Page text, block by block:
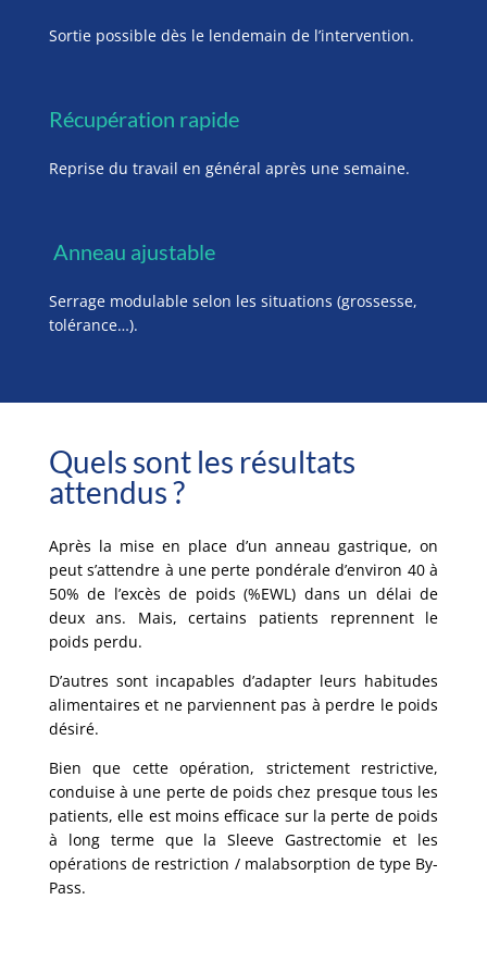
Sortie possible dès le lendemain de l’intervention.
Récupération rapide
Reprise du travail en général après une semaine.
Anneau ajustable
Serrage modulable selon les situations (grossesse,
tolérance…).
Quels sont les résultats
attendus ?
Après la mise en place d’un anneau gastrique, on
peut s’attendre à une perte pondérale d’environ 40 à
50% de l’excès de poids (%EWL) dans un délai de
deux ans. Mais, certains patients reprennent le
poids perdu.
D’autres sont incapables d’adapter leurs habitudes
alimentaires et ne parviennent pas à perdre le poids
désiré.
Bien que cette opération, strictement restrictive,
conduise à une perte de poids chez presque tous les
patients, elle est moins efficace sur la perte de poids
à long terme que la Sleeve Gastrectomie et les
opérations de restriction / malabsorption de type By-
Pass.